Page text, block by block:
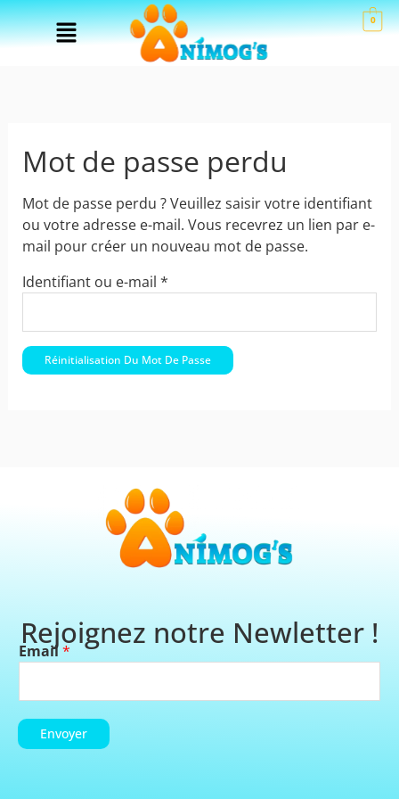
Aller
au
Menu 0
Mot de passe perdu
Mot de passe perdu ? Veuillez saisir votre identifiant
ou votre adresse e-mail. Vous recevrez un lien par e-
mail pour créer un nouveau mot de passe.
Identifiant ou e-mail *
Obligatoire
Réinitialisation Du Mot De Passe
Rejoignez notre Newletter !
Email*
Envoyer